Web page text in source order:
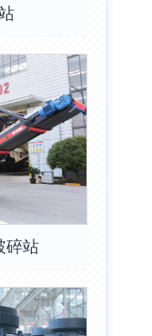
碎站